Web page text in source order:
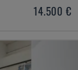
14.500 €